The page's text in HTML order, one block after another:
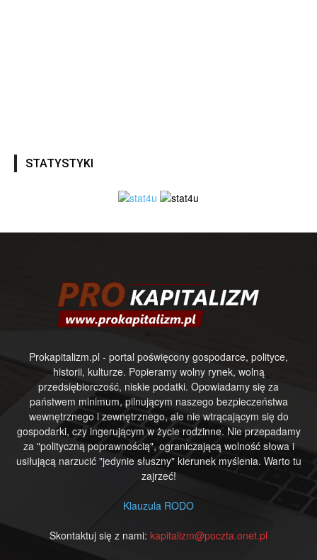
STATYSTYKI
Prokapitalizm.pl - portal poświęcony gospodarce, polityce,
historii, kulturze. Popieramy wolny rynek, wolną
przedsiębiorczość, niskie podatki. Opowiadamy się za
państwem minimum, pilnującym naszego bezpieczeństwa
wewnętrznego i zewnętrznego, ale nie wtrącającym się do
gospodarki, czy ingerującym w życie rodzinne. Nie przepadamy
za "polityczną poprawnością", ograniczającą wolność słowa i
usiłującą narzucić "jedynie słuszny" kierunek myślenia. Warto tu
zajrzeć!
Klauzula RODO
Skontaktuj się z nami: kapitalizm@poczta.onet.pl